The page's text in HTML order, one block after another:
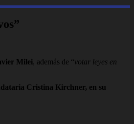
Milei, además de “votar leyes en
Cristina Kirchner, en su